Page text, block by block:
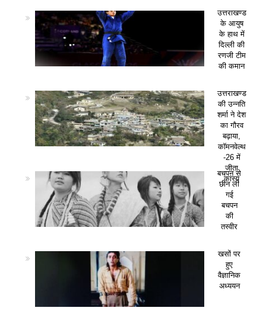
उत्तराखण्ड
के आयुष
के हाथ में
दिल्ली की
रणजी टीम
की कमान
उत्तराखण्ड
की उन्नति
शर्मा ने देश
का गौरव
बढ़ाया,
कॉमनवेल्थ
-26 में
जीता
कांस्य
बचपन से
छीन ली
गई
बचपन
की
तस्वीर
खसों पर
हुए
वैज्ञानिक
अध्ययन